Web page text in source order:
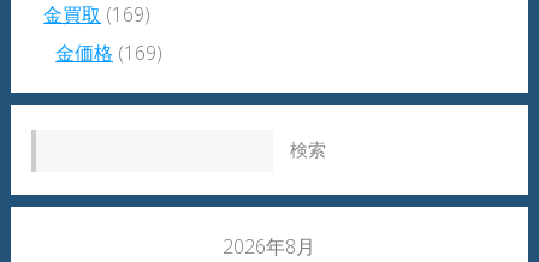
金買取 (169)
金価格 (169)
2026年8月